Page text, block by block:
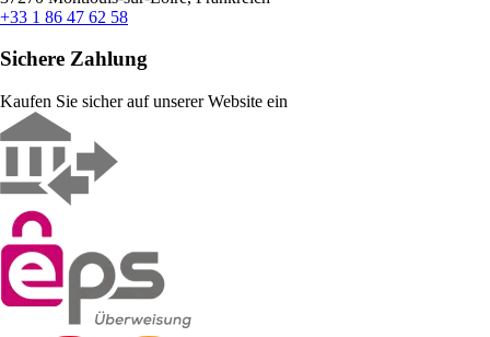
+33 1 86 47 62 58
Sichere Zahlung
Kaufen Sie sicher auf unserer Website ein